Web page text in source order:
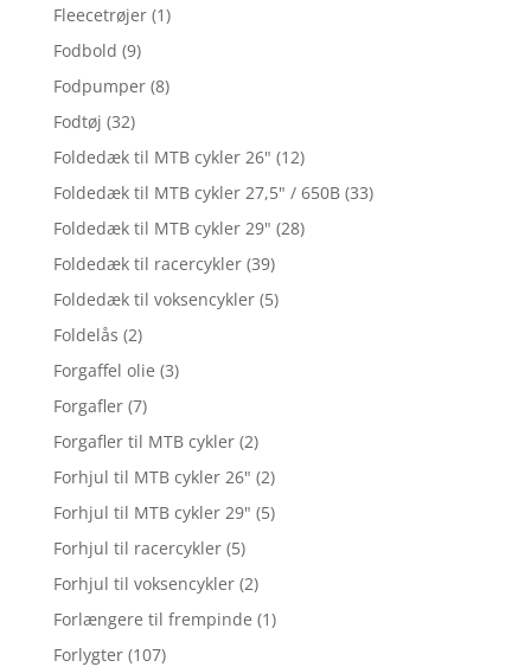
Fleecetrøjer (1)
Fodbold (9)
Fodpumper (8)
Fodtøj (32)
Foldedæk til MTB cykler 26" (12)
Foldedæk til MTB cykler 27,5" / 650B (33)
Foldedæk til MTB cykler 29" (28)
Foldedæk til racercykler (39)
Foldedæk til voksencykler (5)
Foldelås (2)
Forgaffel olie (3)
Forgafler (7)
Forgafler til MTB cykler (2)
Forhjul til MTB cykler 26" (2)
Forhjul til MTB cykler 29" (5)
Forhjul til racercykler (5)
Forhjul til voksencykler (2)
Forlængere til frempinde (1)
Forlygter (107)